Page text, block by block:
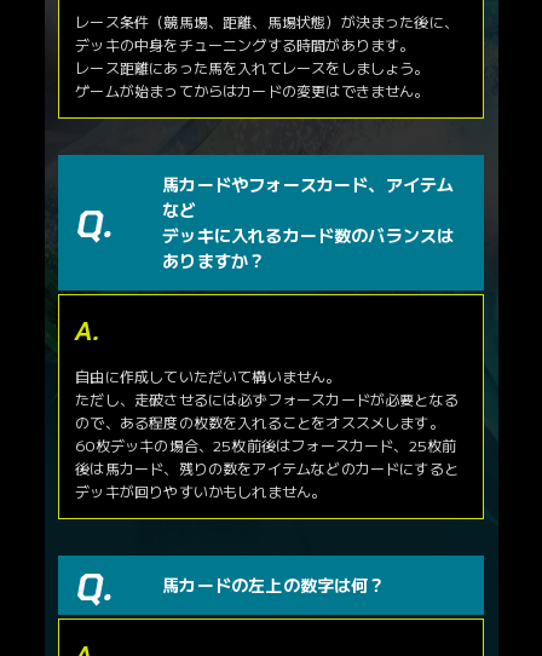
レース条件（競馬場、距離、馬場状態）が決まった後に、
デッキの中身をチューニングする時間があります。
レース距離にあった馬を入れてレースをしましょう。
ゲームが始まってからはカードの変更はできません。
馬カードやフォースカード、アイテム
など
デッキに入れるカード数のバランスは
ありますか？
自由に作成していただいて構いません。
ただし、走破させるには必ずフォースカードが必要となる
ので、ある程度の枚数を入れることをオススメします。
60枚デッキの場合、25枚前後はフォースカード、25枚前
後は馬カード、残りの数をアイテムなどのカードにすると
デッキが回りやすいかもしれません。
馬カードの左上の数字は何？
SDF-061
セファーラジエル
SDF-062
ダンビュライト
SDF-063
アイスバブル
SDF-064
フェイムゲーム
カードNo. カード名
SDF-066
ブリンカー
SDF-067
ブローバンド
馬銜（はみ）
SDF-069
蹄鉄
SDF-070
SDF-071
SDF-072
猛追
SDF-073
トレード
SDF-074
鞭
SDF-075
エネルギー補給
SDF-076
ストップウォッチ
SDF-077
追い切り
SDF-078
ヘルメット
ジョッキーカード
カードNo. カード名